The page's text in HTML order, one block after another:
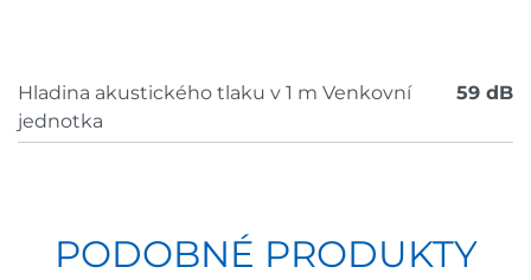
Hladina akustického tlaku v 1 m Venkovní
jednotka
59 dB
PODOBNÉ PRODUKTY